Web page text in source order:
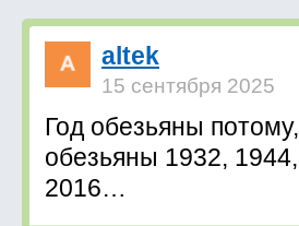
altek
15 сентября 2025
Год обезьяны
обезьяны 1932,
2016…